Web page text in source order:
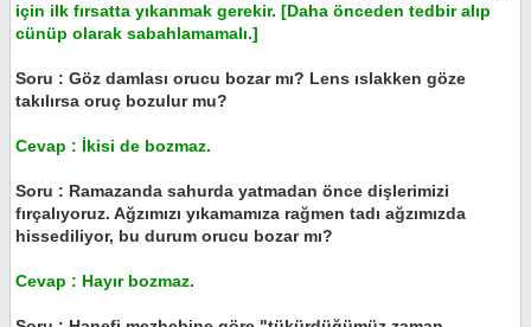
için ilk fırsatta yıkanmak gerekir. [Daha önceden tedbir alıp
cünüp olarak sabahlamamalı.]
Soru : Göz damlası orucu bozar mı? Lens ıslakken göze
takılırsa oruç bozulur mu?
Cevap : İkisi de bozmaz.
Soru : Ramazanda sahurda yatmadan önce dişlerimizi
fırçalıyoruz. Ağzımızı yıkamamıza rağmen tadı ağzımızda
hissediliyor, bu durum orucu bozar mı?
Cevap : Hayır bozmaz.